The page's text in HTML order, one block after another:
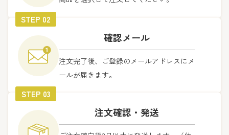
おすすめの使い方
瑞健のごま油
ご利用ガイド
インフォメーション
STEP 02
確認メール
注文完了後、ご登録のメールアドレスにメ
ールが届きます。
STEP 03
注文確認・発送